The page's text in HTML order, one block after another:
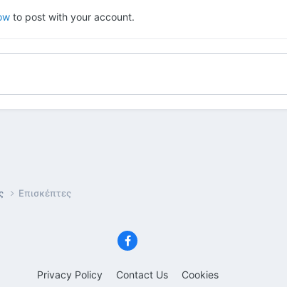
to post with your account.
Επισκέπτες
Privacy Policy Contact Us Cookies